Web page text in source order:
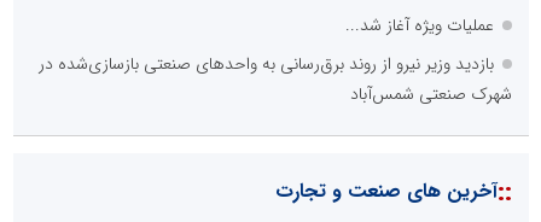
عملیات ویژه آغاز شد...
بازدید وزیر نیرو از روند برق‌رسانی به واحدهای صنعتی بازسازی‌شده در
شهرک صنعتی شمس‌آباد
::آخرین های صنعت و تجارت